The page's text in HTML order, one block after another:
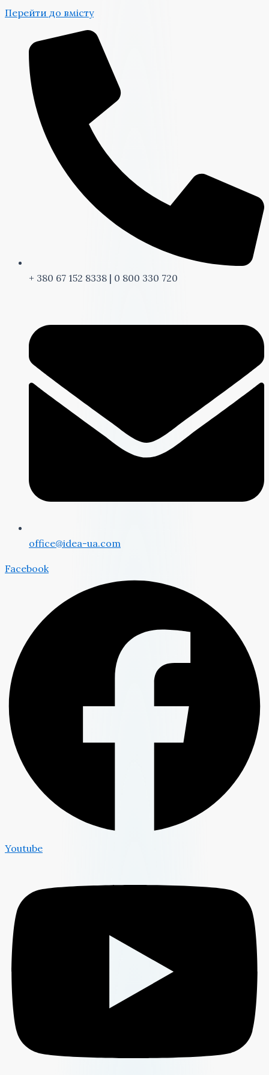
Перейти до вмісту
+ 380 67 152 8338 | 0 800 330 720
office@idea-ua.com
Facebook
Youtube